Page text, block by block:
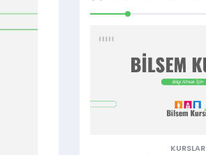
KURSLAR